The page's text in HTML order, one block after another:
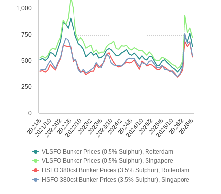
VLSFO Bunker Prices (0.5% Sulphur), Rotterdam
VLSFO Bunker Prices (0.5% Sulphur), Singapore
HSFO 380cst Bunker Prices (3.5% Sulphur), Rotterdam
HSFO 380cst Bunker Prices (3.5% Sulphur), Singapore
2021/6 2022/6 2023/6 2024/6 2025/6 2026/6
2021/102022/022022/102023/22023/102024/22024/102025/22025/102026/2
0
250
500
750
1,000